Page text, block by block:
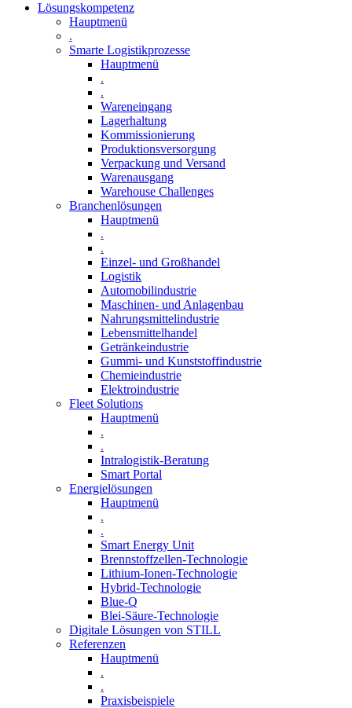
Lösungskompetenz
Hauptmenü
.
Smarte Logistikprozesse
Hauptmenü
.
.
Wareneingang
Lagerhaltung
Kommissionierung
Produktionsversorgung
Verpackung und Versand
Warenausgang
Warehouse Challenges
Branchenlösungen
Hauptmenü
.
.
Einzel- und Großhandel
Logistik
Automobilindustrie
Maschinen- und Anlagenbau
Nahrungsmittelindustrie
Lebensmittelhandel
Getränkeindustrie
Gummi­- und Kunststoffindustrie
Chemieindustrie
Elektroindustrie
Fleet Solutions
Hauptmenü
.
.
Intralogistik-Beratung
Smart Portal
Energielösungen
Hauptmenü
.
.
Smart Energy Unit
Brennstoffzellen-Technologie
Lithium-Ionen-Technologie
Hybrid-Technologie
Blue-Q
Blei-Säure-Technologie
Digitale Lösungen von STILL
Referenzen
Hauptmenü
.
.
Praxisbeispiele